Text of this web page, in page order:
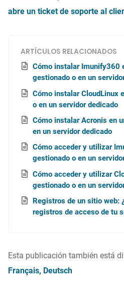
abre un ticket de soporte al
ARTÍCULOS RELACIONADOS
Cómo instalar Imunify360
gestionado o en un
Cómo instalar CloudLinux
o en un servidor dedicado
Cómo instalar Acronis en
en un servidor dedicado
Cómo acceder y utilizar
gestionado o en un
Cómo acceder y utilizar
gestionado o en un
Registros de un sitio web:
registros de acceso de tu
Esta publicación también está
Français Deutsch